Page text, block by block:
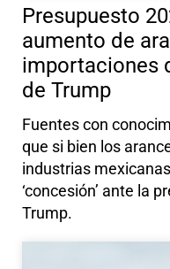
Presupuesto
aumento de
importaciones
de Trump
Fuentes con
que si bien los
industrias
‘concesión’ ante la
Trump.